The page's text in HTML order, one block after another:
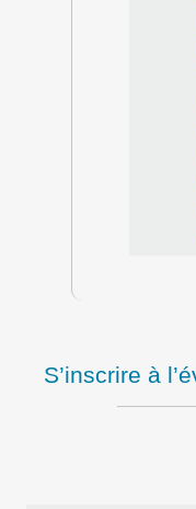
S’inscrire à